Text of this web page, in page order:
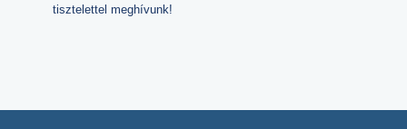
tisztelettel meghívunk!